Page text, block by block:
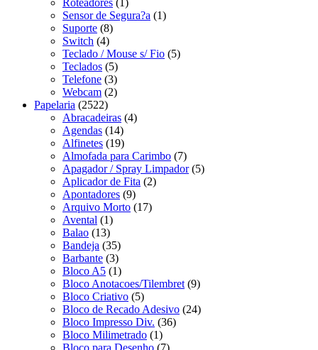
Sensor de Segura?a (1)
Suporte (8)
Switch (4)
Teclado / Mouse s/ Fio (5)
Teclados (5)
Telefone (3)
Webcam (2)
Papelaria (2522)
Abracadeiras (4)
Agendas (14)
Alfinetes (19)
Almofada para Carimbo (7)
Apagador / Spray Limpador (5)
Aplicador de Fita (2)
Apontadores (9)
Arquivo Morto (17)
Avental (1)
Balao (13)
Bandeja (35)
Barbante (3)
Bloco A5 (1)
Bloco Anotacoes/Tilembret (9)
Bloco Criativo (5)
Bloco de Recado Adesivo (24)
Bloco Impresso Div. (36)
Bloco Milimetrado (1)
Bloco para Desenho (7)